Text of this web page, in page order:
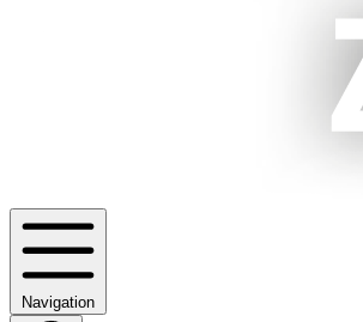
Navigation